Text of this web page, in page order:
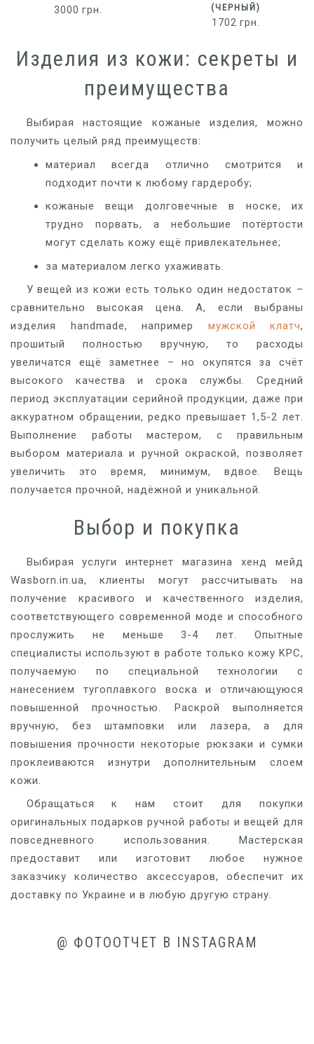
3000 грн. (ЧЕРНЫЙ)
1702 грн.
Изделия из кожи: секреты и
преимущества
Выбирая настоящие кожаные изделия, можно
получить целый ряд преимуществ:
материал всегда отлично смотрится и
подходит почти к любому гардеробу;
кожаные вещи долговечные в носке, их
трудно порвать, а небольшие потёртости
могут сделать кожу ещё привлекательнее;
за материалом легко ухаживать.
У вещей из кожи есть только один недостаток –
сравнительно высокая цена. А, если выбраны
изделия handmade, например мужской клатч,
прошитый полностью вручную, то расходы
увеличатся ещё заметнее – но окупятся за счёт
высокого качества и срока службы. Средний
период эксплуатации серийной продукции, даже при
аккуратном обращении, редко превышает 1,5-2 лет.
Выполнение работы мастером, с правильным
выбором материала и ручной окраской, позволяет
увеличить это время, минимум, вдвое. Вещь
получается прочной, надёжной и уникальной.
Выбор и покупка
Выбирая услуги интернет магазина хенд мейд
Wasborn.in.ua, клиенты могут рассчитывать на
получение красивого и качественного изделия,
соответствующего современной моде и способного
прослужить не меньше 3-4 лет. Опытные
специалисты используют в работе только кожу KPC,
получаемую по специальной технологии с
нанесением тугоплавкого воска и отличающуюся
повышенной прочностью. Раскрой выполняется
вручную, без штамповки или лазера, а для
повышения прочности некоторые рюкзаки и сумки
проклеиваются изнутри дополнительным слоем
кожи.
Обращаться к нам стоит для покупки
оригинальных подарков ручной работы и вещей для
повседневного использования. Мастерская
предоставит или изготовит любое нужное
заказчику количество аксессуаров, обеспечит их
доставку по Украине и в любую другую страну.
@ ФОТООТЧЕТ В INSTAGRAM